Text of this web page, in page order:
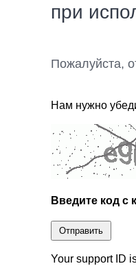
при
Пожалуйста,
Нам нужно
Введите код с
Отправить
Your support ID